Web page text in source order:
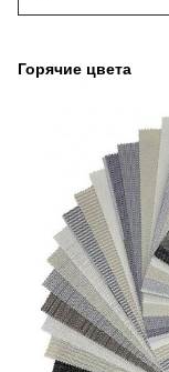
Горячие цвета